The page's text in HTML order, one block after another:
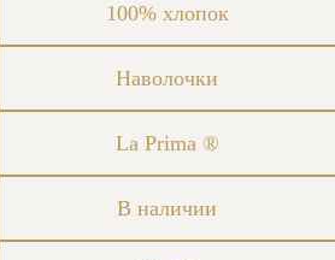
100% хлопок
Наволочки
La Prima ®
В наличии